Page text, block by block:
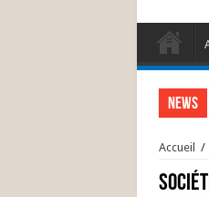
News
Accueil /